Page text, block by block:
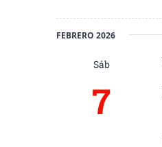
FEBRERO 2026
Sáb
7